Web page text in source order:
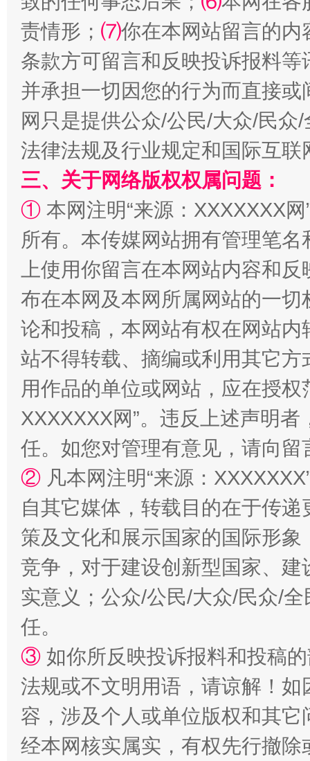
站台名比不上好声名
漫山遍野的桃花与雪山、麦地、白藏房 除
招工难、用工荒背后
责情形； ⑺你在本网站留言的内
条款方可留言和反映投诉报料
并承担一切因您的行为而直接
网只是提供公众/公民/大众/民
法律法规及行业规定和国际互
三、关于网络版权权属问题：
① 本网注明“来源：XXXXXXX
所有。本传媒网站拥有管理笔
上使用你留言在本网站内容和
布在本网及本网所属网站的一
论和投稿，本网站有权在网站
站不得转载、摘编或利用其它
用作品的单位或网站，应在授
XXXXXXX网”。违反上述声明
任。如您对管理有意见，请向
② 凡本网注明“来源：
自其它媒体，转载目的在于传
策及文化和展示国家的国际形
竞争，对于建设创新型国家、
实意义；公众/公民/大众/民众/
任。
③ 如你所反映投诉报料和投稿
法规或不文明用语，请谅解！
容，涉及个人或单位版权和其它
经本网核实属实，有权先行撤